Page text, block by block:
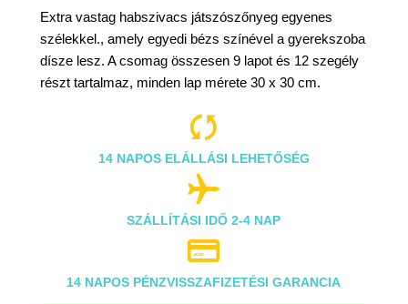
Extra vastag habszivacs játszószőnyeg egyenes
szélekkel., amely egyedi bézs színével a gyerekszoba
dísze lesz. A csomag összesen 9 lapot és 12 szegély
részt tartalmaz, minden lap mérete 30 x 30 cm.

14 NAPOS ELÁLLÁSI LEHETŐSÉG

SZÁLLÍTÁSI IDŐ 2-4 NAP

14 NAPOS PÉNZVISSZAFIZETÉSI GARANCIA